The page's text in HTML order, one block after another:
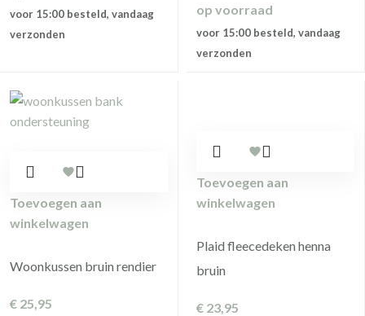
voor 15:00 besteld, vandaag
verzonden
op voorraad
voor 15:00 besteld, vandaag
verzonden
Toevoegen aan
winkelwagen
Woonkussen bruin rendier
€ 25,95
Toevoegen aan
winkelwagen
Plaid fleecedeken henna
bruin
€ 23,95